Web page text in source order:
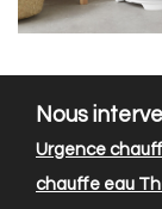
Nous
Urgence
chauffe eau